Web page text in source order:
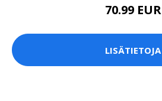
70.99 EUR
LISÄTIETOJA